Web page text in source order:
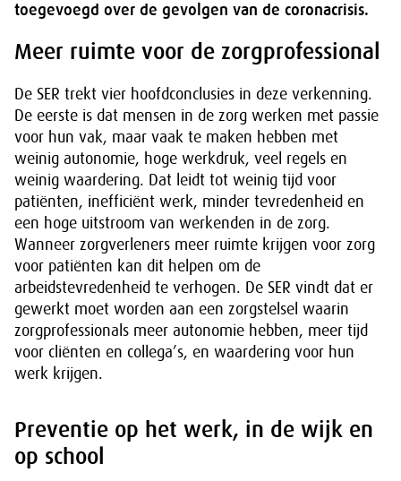
toegevoegd over de gevolgen van de coronacrisis.
Meer ruimte voor de zorgprofessional
De SER trekt vier hoofdconclusies in deze verkenning.
De eerste is dat mensen in de zorg werken met passie
voor hun vak, maar vaak te maken hebben met
weinig autonomie, hoge werkdruk, veel regels en
weinig waardering. Dat leidt tot weinig tijd voor
patiënten, inefficiënt werk, minder tevredenheid en
een hoge uitstroom van werkenden in de zorg.
Wanneer zorgverleners meer ruimte krijgen voor zorg
voor patiënten kan dit helpen om de
arbeidstevredenheid te verhogen. De SER vindt dat er
gewerkt moet worden aan een zorgstelsel waarin
zorgprofessionals meer autonomie hebben, meer tijd
voor cliënten en collega’s, en waardering voor hun
werk krijgen.
Preventie op het werk, in de wijk en
op school